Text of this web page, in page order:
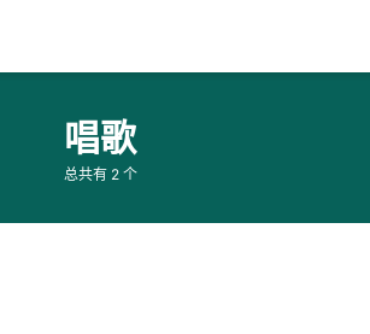
唱歌
总共有 2 个